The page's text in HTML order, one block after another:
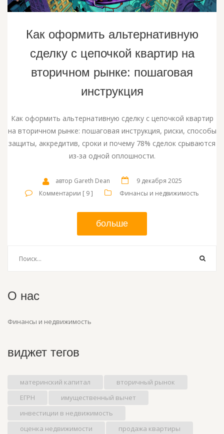
Как оформить альтернативную
сделку с цепочкой квартир на
вторичном рынке: пошаговая
инструкция
Как оформить альтернативную сделку с цепочкой квартир
на вторичном рынке: пошаговая инструкция, риски, способы
защиты, аккредитив, сроки и почему 78% сделок срываются
из-за одной оплошности.
автор Gareth Dean
9 декабря 2025
Комментарии [ 9 ]
Финансы и недвижимость
больше
О нас
Финансы и недвижимость
виджет тегов
материнский капитал
вторичный рынок
ЕГРН
имущественный вычет
инвестиции в недвижимость
оценка недвижимости
продажа квартиры